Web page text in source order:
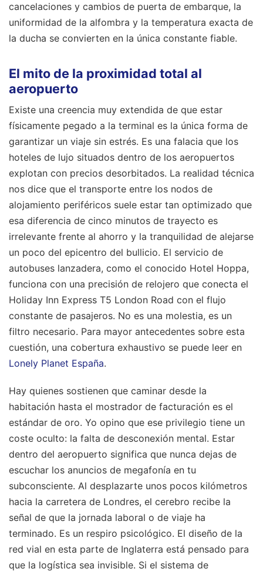
cancelaciones y cambios de puerta de embarque, la
uniformidad de la alfombra y la temperatura exacta de
la ducha se convierten en la única constante fiable.
El mito de la proximidad total al
aeropuerto
Existe una creencia muy extendida de que estar
físicamente pegado a la terminal es la única forma de
garantizar un viaje sin estrés. Es una falacia que los
hoteles de lujo situados dentro de los aeropuertos
explotan con precios desorbitados. La realidad técnica
nos dice que el transporte entre los nodos de
alojamiento periféricos suele estar tan optimizado que
esa diferencia de cinco minutos de trayecto es
irrelevante frente al ahorro y la tranquilidad de alejarse
un poco del epicentro del bullicio. El servicio de
autobuses lanzadera, como el conocido Hotel Hoppa,
funciona con una precisión de relojero que conecta el
Holiday Inn Express T5 London Road con el flujo
constante de pasajeros. No es una molestia, es un
filtro necesario. Para mayor antecedentes sobre esta
cuestión, una cobertura exhaustivo se puede leer en
Lonely Planet España.
Hay quienes sostienen que caminar desde la
habitación hasta el mostrador de facturación es el
estándar de oro. Yo opino que ese privilegio tiene un
coste oculto: la falta de desconexión mental. Estar
dentro del aeropuerto significa que nunca dejas de
escuchar los anuncios de megafonía en tu
subconsciente. Al desplazarte unos pocos kilómetros
hacia la carretera de Londres, el cerebro recibe la
señal de que la jornada laboral o de viaje ha
terminado. Es un respiro psicológico. El diseño de la
red vial en esta parte de Inglaterra está pensado para
que la logística sea invisible. Si el sistema de